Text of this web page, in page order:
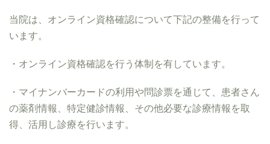
当院は、オンライン資格確認について下記の整備を行って
います。
・オンライン資格確認を行う体制を有しています。
・マイナンバーカードの利用や問診票を通じて、患者さん
の薬剤情報、特定健診情報、その他必要な診療情報を取
得、活用し診療を行います。